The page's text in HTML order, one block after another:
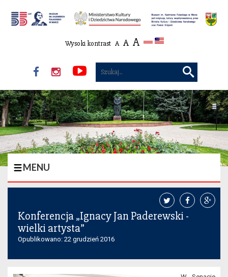
Przejdź do treści
Wysoki kontrast A A A
Muzeum
Pułaski
Facebook
Muzeum
Pułaski
Instagram
Muzeum
Pułaski
Instagram
MENU
Konferencja „Ignacy Jan Paderewski -
wielki artysta”
Opublikowano: 22 grudzień 2016